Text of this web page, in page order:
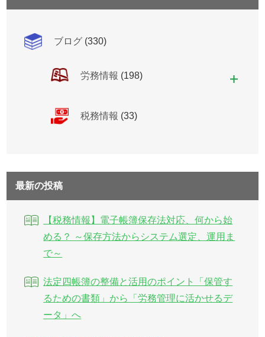
ブログ (330)
労務情報 (198)
税務情報 (33)
最新の投稿
【税務情報】電子帳簿保存法対応、何から始
める？ ～保存方法からシステム選定、運用ま
で～
法定四帳簿の整備と活用のポイント「保管す
るための書類」から「労務管理に活かせるデ
ータ」へ